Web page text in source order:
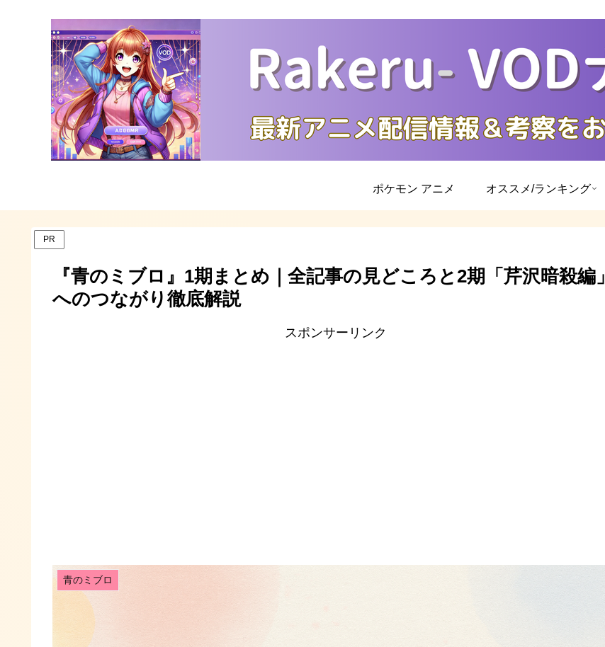
ポケモン アニメ オススメ/ランキング
PR
『青のミブロ』1期まとめ｜全記事の見どころと2期「芹沢暗殺編」
へのつながり徹底解説
スポンサーリンク
青のミブロ